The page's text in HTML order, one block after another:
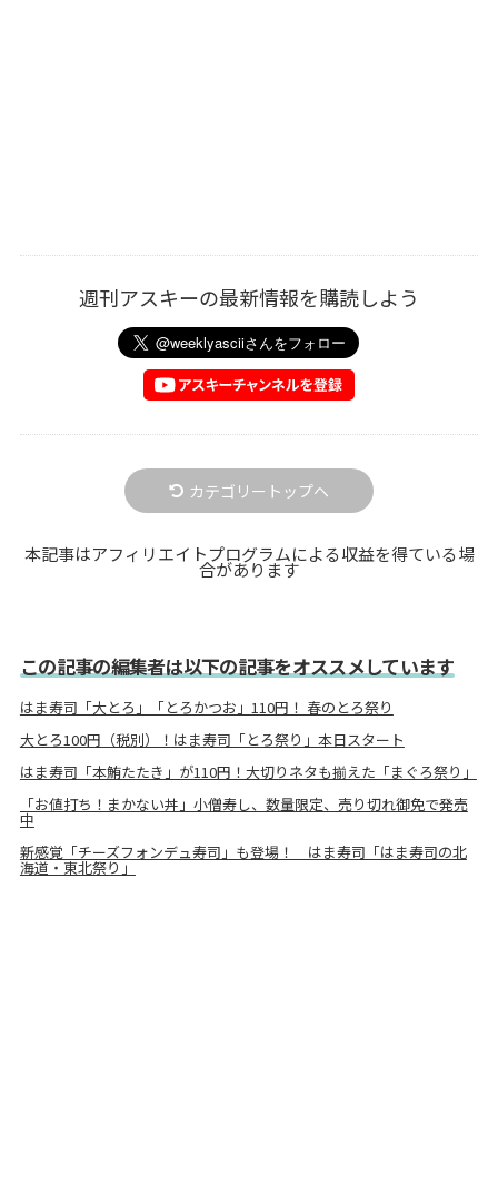
週刊アスキーの最新情報を購読しよう
カテゴリートップへ
本記事はアフィリエイトプログラムによる収益を得ている場
合があります
この記事の編集者は以下の記事をオススメしています
はま寿司「大とろ」「とろかつお」110円！ 春のとろ祭り
大とろ100円（税別）！はま寿司「とろ祭り」本日スタート
はま寿司「本鮪たたき」が110円！大切りネタも揃えた「まぐろ祭り」
「お値打ち！まかない丼」小僧寿し、数量限定、売り切れ御免で発売
中
新感覚「チーズフォンデュ寿司」も登場！ はま寿司「はま寿司の北
海道・東北祭り」